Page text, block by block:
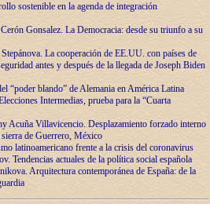
sostenible en la agenda de integración
Gonsalez. La Democracia: desde su triunfo a su
La cooperación de EE.UU. con países de
antes y después de la llegada de Joseph Biden
“poder blando” de Alemania en América Latina
Intermedias, prueba para la “Cuarta
Acuña Villavicencio. Desplazamiento forzado interno
de Guerrero, México
latinoamericano frente a la crisis del coronavirus
Tendencias actuales de la política social española
Arquitectura contemporánea de España: de la